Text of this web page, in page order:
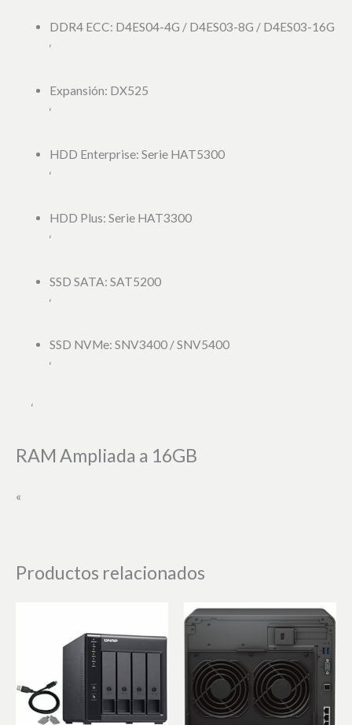
DDR4 ECC: D4ES04-4G / D4ES03-8G / D4ES03-16G
‘
Expansión: DX525
‘
HDD Enterprise: Serie HAT5300
‘
HDD Plus: Serie HAT3300
‘
SSD SATA: SAT5200
‘
SSD NVMe: SNV3400 / SNV5400
‘
‘
RAM Ampliada a 16GB
«
Productos relacionados